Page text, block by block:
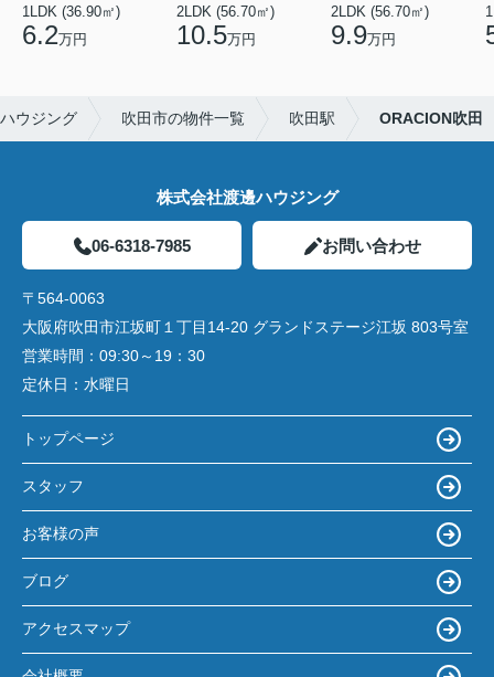
1LDK (36.90㎡)
6.2万円
2LDK (56.70㎡)
10.5万円
2LDK (56.70㎡)
9.9万円
ウジング 吹田市の物件一覧 吹田駅 ORACION吹田
株式会社渡邊ハウジング
06-6318-7985 お問い合わせ
〒564-0063
大阪府吹田市江坂町１丁目14‐20 グランドステージ江坂 803号室
営業時間： 09:30～19：30
定休日： 水曜日
トップページ
スタッフ
お客様の声
ブログ
アクセスマップ